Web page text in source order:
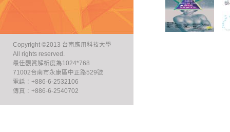
Copyright ©2013 台南應用科技大學
All rights reserved.
最佳觀賞解析度為1024*768
71002台南市永康區中正路529號
電話：+886-6-2532106
傳真：+886-6-2540702